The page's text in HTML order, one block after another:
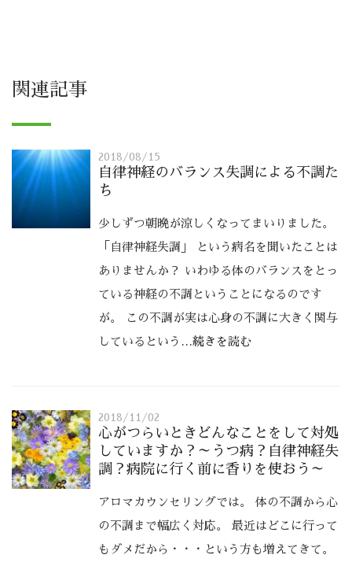
関連記事
2018/08/15
自律神経のバランス失調による不調た
ち
少しずつ朝晩が涼しくなってまいりました。
「自律神経失調」 という病名を聞いたことは
ありませんか？ いわゆる体のバランスをとっ
ている神経の不調ということになるのです
が。 この不調が実は心身の不調に大きく関与
しているという
…続きを読む
2018/11/02
心がつらいときどんなことをして対処
していますか？～うつ病？自律神経失
調？病院に行く前に香りを使おう～
アロマカウンセリングでは。 体の不調から心
の不調まで幅広く対応。 最近はどこに行って
もダメだから・・・という方も増えてきて。